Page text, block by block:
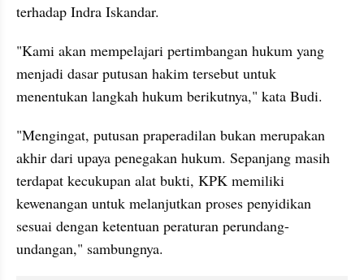
terhadap Indra Iskandar.
"Kami akan mempelajari pertimbangan hukum yang
menjadi dasar putusan hakim tersebut untuk
menentukan langkah hukum berikutnya," kata Budi.
"Mengingat, putusan praperadilan bukan merupakan
akhir dari upaya penegakan hukum. Sepanjang masih
terdapat kecukupan alat bukti, KPK memiliki
kewenangan untuk melanjutkan proses penyidikan
sesuai dengan ketentuan peraturan perundang-
undangan," sambungnya.